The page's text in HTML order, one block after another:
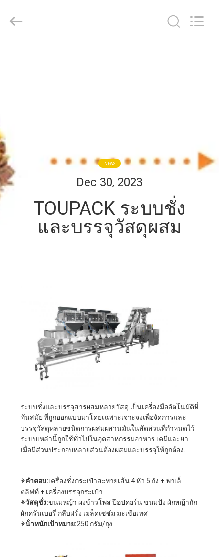
เกี่ยว
กับ
เรา
โรงงาน
ข่าว
กรณี
ขอ
ทุน
INTELLIGENT
EQUIPMENT
NEWS
Dec 30, 2023
TOUPACK ระบบชั่ง
และบรรจุวัสดุผสม
ระบบชั่งและบรรจุสารผสมหลายวัสดุ เป็นเครื่องมืออัตโนมัติที่
ทันสมัย ที่ถูกออกแบบมาโดยเฉพาะเจาะจงเพื่อจัดการและ
บรรจุวัสดุหลายชนิดการผสมผสานมันในสัดส่วนที่กําหนดไว้
ระบบเหล่านี้ถูกใช้ทั่วไปในอุตสาหกรรมอาหาร เคมีและยา
เมื่อมีส่วนประกอบหลายส่วนต้องผสมและบรรจุให้ถูกต้อง.
※คําตอบ:เครื่องชั่งกระเป๋าสะพายเส้น 4 หัว 5 ถัง + พาเล็
ตลิฟท์ + เครื่องบรรจุกระเป๋า
※วัสดุชั่ง:ขนมหญ้า ผงข้าวโพส ป๊อปคอร์น ขนมปัง ผักหญ้าถัก
ผักครันเบอรี่ กลีบฝรั่ง เมล็ดเซซัม มะเขือเทศ
※น้ําหนักเป้าหมาย:250 กรัม/ถุง